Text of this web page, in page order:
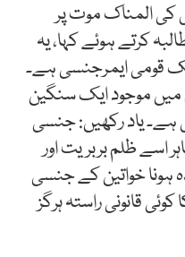
کی المناک موت پر
کرتے ہوئے کہا، یہ
ایک قومی ایمرجنسی ہے۔
میں موجود ایک سنگین
ہے۔ یاد رکھیں: جنسی
اسے ظلم بربریت اور
خواتین کے جنسی
قانونی راستہ ہرگز